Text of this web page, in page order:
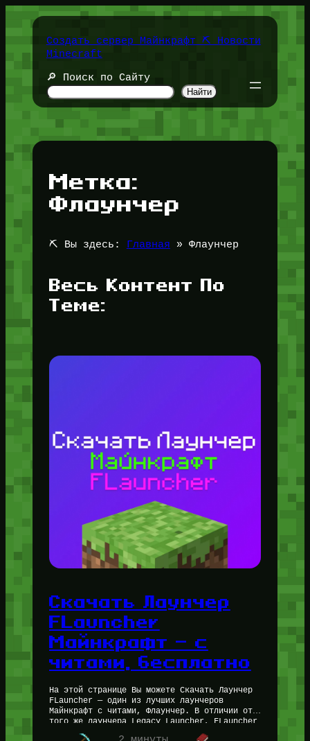
содержимомуСоздать сервер Майнкрафт ⛏️ Новости
Minecraft
🔎 Поиск по Сайту
Найти
Метка:
Флаунчер
⛏️ Вы здесь: Главная » Флаунчер
Весь Контент По
Теме:
Скачать Лаунчер
FLauncher
Майнкрафт — с
читами, бесплатно
На этой странице Вы можете Скачать Лаунчер
FLauncher — один из лучших лаунчеров
Майнкрафт с читами, Флаунчер. В отличии от
того же лаунчера Legacy Launcher, FLauncher
из коробки предоставляет множество…